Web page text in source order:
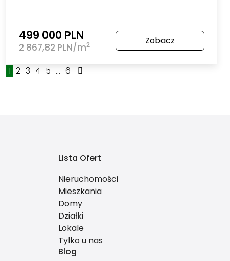
499 000 PLN
2 867,82 PLN/m2 Zobacz
1 2 3 4 5 ... 6
Lista Ofert
Nieruchomości
Mieszkania
Domy
Działki
Lokale
Tylko u nas
Blog